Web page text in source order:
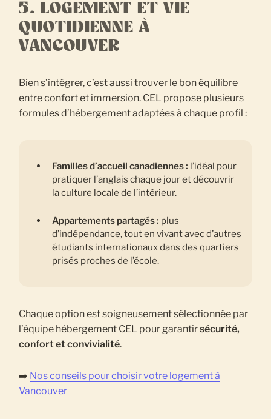
5. LOGEMENT ET VIE
QUOTIDIENNE À
VANCOUVER
Bien s’intégrer, c’est aussi trouver le bon équilibre
entre confort et immersion. CEL propose plusieurs
formules d’hébergement adaptées à chaque profil :
Familles d’accueil canadiennes : l’idéal pour
pratiquer l’anglais chaque jour et découvrir
la culture locale de l’intérieur.
Appartements partagés : plus
d’indépendance, tout en vivant avec d’autres
étudiants internationaux dans des quartiers
prisés proches de l’école.
Chaque option est soigneusement sélectionnée par
l’équipe hébergement CEL pour garantirsécurité,
confort et convivialité.
➡️ Nos conseils pour choisir votre logement à
Vancouver